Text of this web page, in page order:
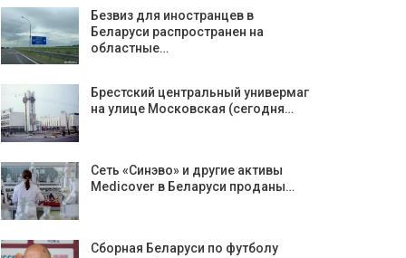
Безвиз для иностранцев в
Беларуси распространен на
областные…
Брестский центральный универмаг
на улице Московская (сегодня…
Сеть «Синэво» и другие активы
Medicover в Беларуси проданы…
Сборная Беларуси по футболу